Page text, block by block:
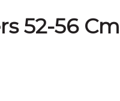
52-56 Cm